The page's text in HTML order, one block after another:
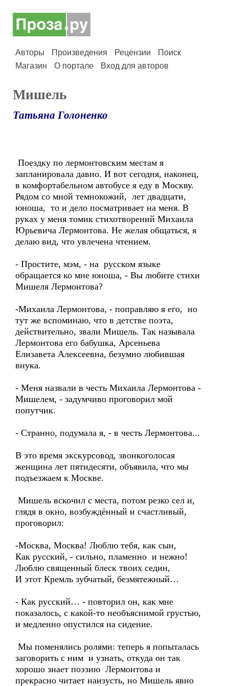
Авторы Произведения Рецензии
Поиск
Магазин
О портале Вход для авторов
Мишель
Татьяна Голоненко
Поездку по лермонтовским местам я
запланировала давно. И вот сегодня, наконец,
в комфортабельном автобусе я еду в Москву.
Рядом со мной темнокожий, лет двадцати,
юноша, то и дело посматривает на меня. В
руках у меня томик стихотворений Михаила
Юрьевича Лермонтова. Не желая общаться, я
делаю вид, что увлечена чтением.
- Простите, мэм, - на русском языке
обращается ко мне юноша, - Вы любите стихи
Мишеля Лермонтова?
-Михаила Лермонтова, - поправляю я его, но
тут же вспоминаю, что в детстве поэта,
действительно, звали Мишель. Так называла
Лермонтова его бабушка, Арсеньева
Елизавета Алексеевна, безумно любившая
внука.
- Меня назвали в честь Михаила Лермонтова -
Мишелем, - задумчиво проговорил мой
попутчик.
- Странно, подумала я, - в честь Лермонтова...
В это время экскурсовод, звонкоголосая
женщина лет пятидесяти, объявила, что мы
подъезжаем к Москве.
Мишель вскочил с места, потом резко сел и,
глядя в окно, возбуждённый и счастливый,
проговорил:
-Москва, Москва! Люблю тебя, как сын,
Как русский, - сильно, пламенно и нежно!
Люблю священный блеск твоих седин,
И этот Кремль зубчатый, безмятежный…
- Как русский… - повторил он, как мне
показалось, с какой-то необъяснимой грустью,
и медленно опустился на сидение.
Мы поменялись ролями: теперь я попыталась
заговорить с ним и узнать, откуда он так
хорошо знает поэзию Лермонтова и
прекрасно читает наизусть, но Мишель явно